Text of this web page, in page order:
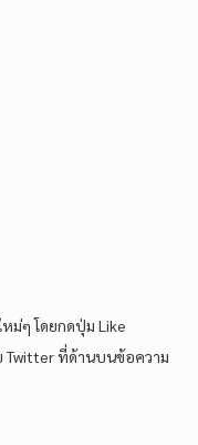
ม่ๆ โดยกดปุ่ม Like
Twitter ที่ด้านบนข้อความ